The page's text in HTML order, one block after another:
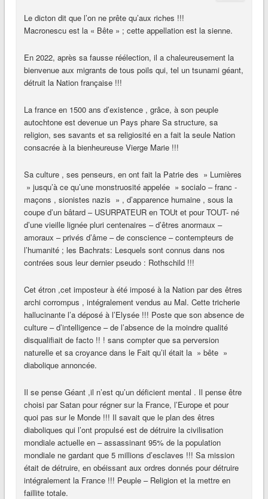
Le dicton dit que l’on ne prête qu’aux riches !!!
Macronescu est la « Bête » ; cette appellation est la sienne.
En 2022, après sa fausse réélection, il a chaleureusement la
bienvenue aux migrants de tous poils qui, tel un tsunami géant,
détruit la Nation française !!!
La france en 1500 ans d’existence , grâce, à son peuple
autochtone est devenue un Pays phare Sa structure, sa
religion, ses savants et sa religiosité en a fait la seule Nation
consacrée à la bienheureuse Vierge Marie !!!
Sa culture , ses penseurs, en ont fait la Patrie des » Lumières
» jusqu’à ce qu’une monstruosité appelée » socialo – franc -
maçons , sionistes nazis » , d’apparence humaine , sous la
coupe d’un bâtard – USURPATEUR en TOUt et pour TOUT- né
d’une vieille lignée pluri centenaires – d’êtres anormaux –
amoraux – privés d’âme – de conscience – contempteurs de
l’humanité ; les Bachrats: Lesquels sont connus dans nos
contrées sous leur dernier pseudo : Rothschild !!!
Cet étron ,cet imposteur à été imposé à la Nation par des êtres
archi corrompus , intégralement vendus au Mal. Cette tricherie
hallucinante l’a déposé à l’Elysée !!! Poste que son absence de
culture – d’intelligence – de l’absence de la moindre qualité
disqualifiait de facto !! ! sans compter que sa perversion
naturelle et sa croyance dans le Fait qu’il était la » bête »
diabolique annoncée.
Il se pense Géant ,il n’est qu’un déficient mental . Il pense être
choisi par Satan pour régner sur la France, l’Europe et pour
quoi pas sur le Monde !!! Il savait que le plan des êtres
diaboliques qui l’ont propulsé est de détruire la civilisation
mondiale actuelle en – assassinant 95% de la population
mondiale ne gardant que 5 millions d’esclaves !!! Sa mission
était de détruire, en obéissant aux ordres donnés pour détruire
intégralement la France !!! Peuple – Religion et la mettre en
faillite totale.